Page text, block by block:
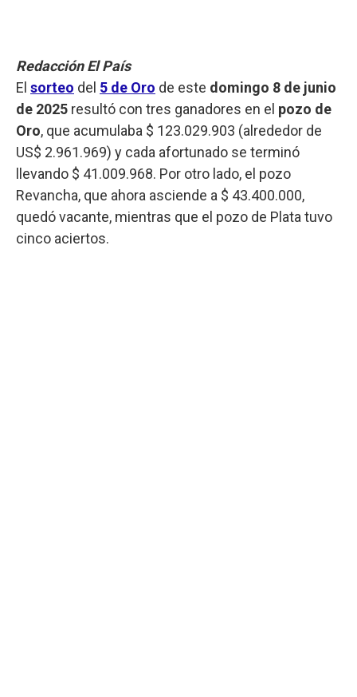
Redacción El País
El sorteo del 5 de Oro de este domingo 8 de junio
de 2025 resultó con tres ganadores en el pozo de
Oro, que acumulaba $ 123.029.903 (alrededor de
US$ 2.961.969) y cada afortunado se terminó
llevando $ 41.009.968. Por otro lado, el pozo
Revancha, que ahora asciende a $ 43.400.000,
quedó vacante, mientras que el pozo de Plata tuvo
cinco aciertos.